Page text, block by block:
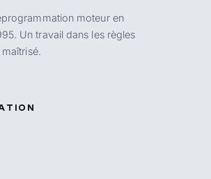
moteur en
Un travail dans les règles